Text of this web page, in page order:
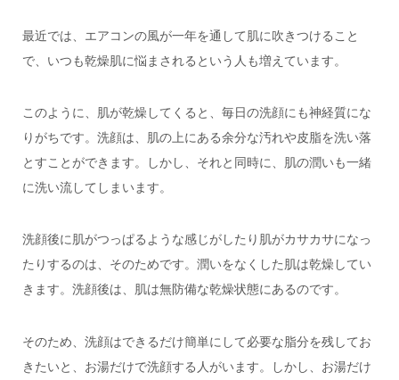
最近では、エアコンの風が一年を通して肌に吹きつけること
で、いつも乾燥肌に悩まされるという人も増えています。
このように、肌が乾燥してくると、毎日の洗顔にも神経質にな
りがちです。洗顔は、肌の上にある余分な汚れや皮脂を洗い落
とすことができます。しかし、それと同時に、肌の潤いも一緒
に洗い流してしまいます。
洗顔後に肌がつっぱるような感じがしたり肌がカサカサになっ
たりするのは、そのためです。潤いをなくした肌は乾燥してい
きます。洗顔後は、肌は無防備な乾燥状態にあるのです。
そのため、洗顔はできるだけ簡単にして必要な脂分を残してお
きたいと、お湯だけで洗顔する人がいます。しかし、お湯だけ